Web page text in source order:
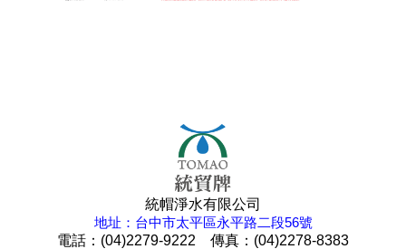
統帽淨水有限公司
地址：台中市太平區永平路二段56號
電話：(04)2279-9222 傳真：(04)2278-8383